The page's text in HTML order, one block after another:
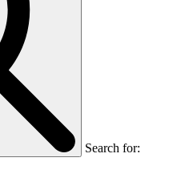
Search for: